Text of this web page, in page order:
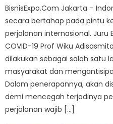
BisnisExpo.Com Jakarta –
secara bertahap pada pintu
perjalanan internasional. Juru
COVID-19 Prof Wiku
dilakukan sebagai salah satu
masyarakat dan
Dalam penerapannya, akan
demi mencegah terjadinya
perjalanan wajib […]